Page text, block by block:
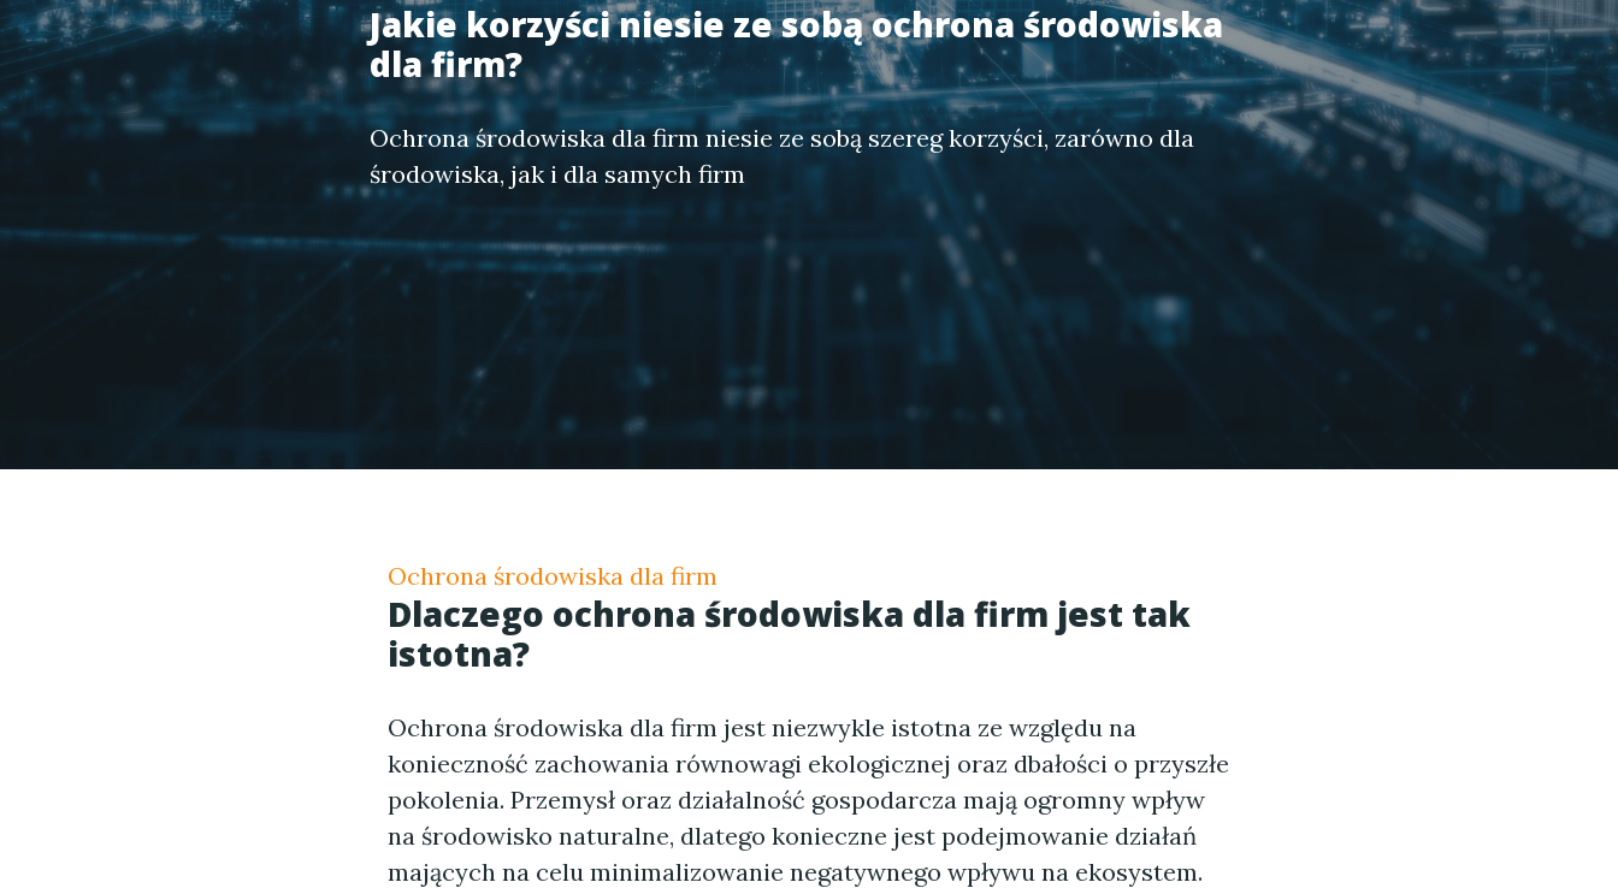
Jakie korzyści niesie ze sobą ochrona środowiska
dla firm?
Ochrona środowiska dla firm niesie ze sobą szereg korzyści, zarówno dla
środowiska, jak i dla samych firm
Ochrona środowiska dla firm
Dlaczego ochrona środowiska dla firm jest tak
istotna?
Ochrona środowiska dla firm jest niezwykle istotna ze względu na
konieczność zachowania równowagi ekologicznej oraz dbałości o przyszłe
pokolenia. Przemysł oraz działalność gospodarcza mają ogromny wpływ
na środowisko naturalne, dlatego konieczne jest podejmowanie działań
mających na celu minimalizowanie negatywnego wpływu na ekosystem.